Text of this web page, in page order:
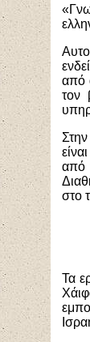
από
τον
από
στο
Τα